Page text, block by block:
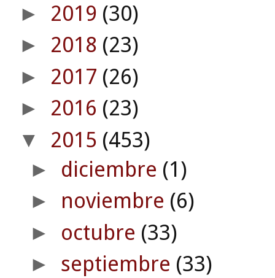
► 2019 (30)
► 2018 (23)
► 2017 (26)
► 2016 (23)
▼ 2015 (453)
► diciembre (1)
► noviembre (6)
► octubre (33)
► septiembre (33)